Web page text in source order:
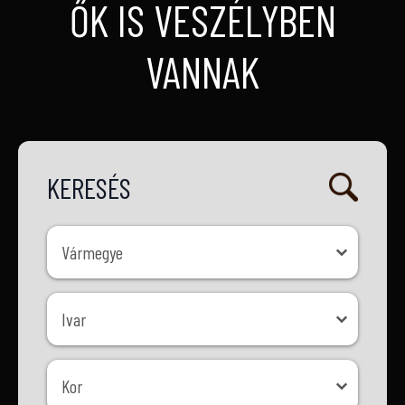
ŐK IS VESZÉLYBEN
VANNAK
KERESÉS
Vármegye
Vármegye
Ivar
Ivar
Kor
Kor